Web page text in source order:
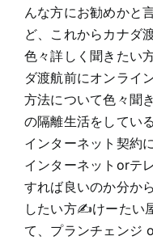
んな方にお勧めかと
ど、これからカナダ
色々詳しく聞きたい
ダ渡航前にオンライ
方法について色々聞
の隔離生活をしてい
インターネット契約
インターネットorテ
すれば良いのか分か
したい方✍けーたい
て、プランチェンジ